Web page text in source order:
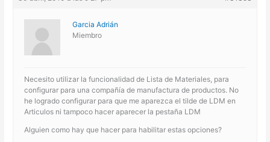
Garcia Adrián
Miembro
Necesito utilizar la funcionalidad de Lista de Materiales, para
configurar para una compañía de manufactura de productos. No
he logrado configurar para que me aparezca el tilde de LDM en
Articulos ni tampoco hacer aparecer la pestaña LDM
Alguien como hay que hacer para habilitar estas opciones?